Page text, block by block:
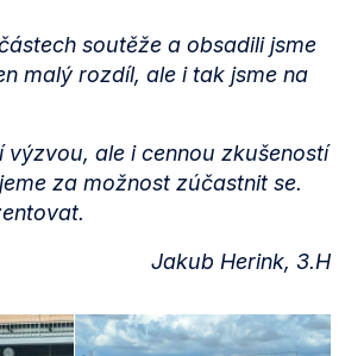
soutěže a obsadili jsme
malý rozdíl, ale i tak jsme na
ale i cennou zkušeností
za možnost zúčastnit se.
Jakub Herink, 3.H